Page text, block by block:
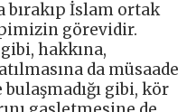
bırakıp İslam ortak
görevidir.
hakkına,
da müsaade
gibi, kör